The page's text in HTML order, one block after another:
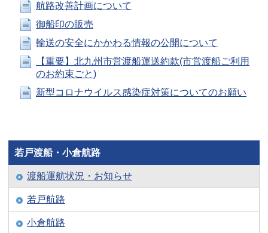
航路改善計画について
御船印の販売
輸送の安全にかかわる情報の公開について
【重要】北九州市営渡船運送約款(市営渡船ご利用
のお約束ごと)
新型コロナウイルス感染症対策についてのお願い
若戸渡船・小倉航路
渡船運航状況・お知らせ
若戸航路
小倉航路